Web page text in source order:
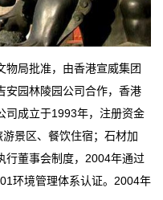
物局批准，由香港宣威集团
安园林陵园公司合作，香港
司成立于1993年，注册资金
景区、餐饮住宿；石材加
行董事会制度，2004年通过
环境管理体系认证。2004年